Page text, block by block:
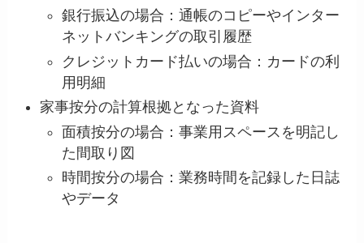
銀行振込の場合：通帳のコピーやインター
ネットバンキングの取引履歴
クレジットカード払いの場合：カードの利
用明細
家事按分の計算根拠となった資料
面積按分の場合：事業用スペースを明記し
た間取り図
時間按分の場合：業務時間を記録した日誌
やデータ